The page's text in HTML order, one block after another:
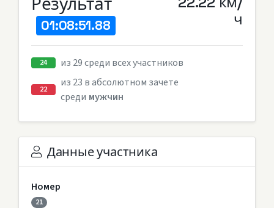
01:08:51.88
ч
24 из 29 среди всех участников
22
из 23 в абсолютном зачете
среди мужчин
Данные участника
Номер
21